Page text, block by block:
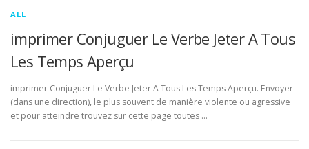
ALL
imprimer Conjuguer Le Verbe Jeter A Tous
Les Temps Aperçu
imprimer Conjuguer Le Verbe Jeter A Tous Les Temps Aperçu. Envoyer
(dans une direction), le plus souvent de manière violente ou agressive
et pour atteindre trouvez sur cette page toutes …